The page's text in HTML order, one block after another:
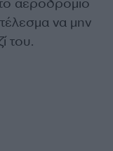
αεροδρόμιο
να μην
του.